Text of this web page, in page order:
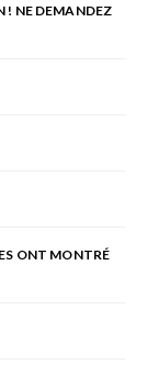
! NE DEMANDEZ
ONT MONTRÉ